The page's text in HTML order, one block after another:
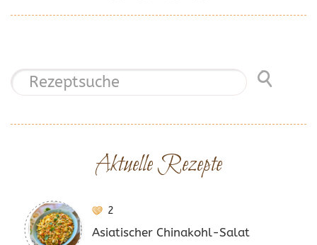
Aktuelle Rezepte
2
Asiatischer Chinakohl-Salat